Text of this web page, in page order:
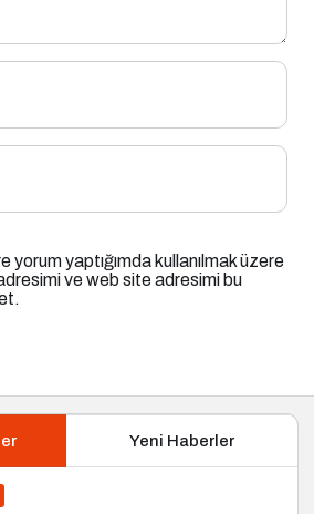
yorum yaptığımda kullanılmak üzere
ve web site adresimi bu
Yeni Haberler